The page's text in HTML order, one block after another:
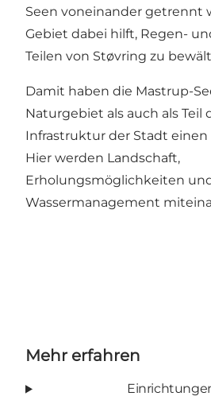
Seen voneinander getrennt
Gebiet dabei hilft, Regen-
Teilen von Støvring zu
Damit haben die Mastrup-
Naturgebiet als auch als Teil
Infrastruktur der Stadt
Hier werden Landschaft,
Erholungsmöglichkeiten
Wassermanagement
Mehr erfahren